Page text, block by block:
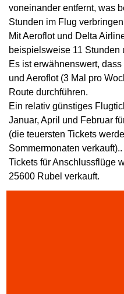
voneinander entfernt, was
Stunden im Flug
Mit Aeroflot und Delta
beispielsweise 11 Stunden
Es ist erwähnenswert,
und Aeroflot (3 Mal pro
Route durchführen.
Ein relativ günstiges
Januar, April und Februar
(die teuersten Tickets
Sommermonaten verkauft)..
Tickets für Anschlussflüge
25600 Rubel verkauft.